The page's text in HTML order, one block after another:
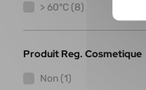
> 60°C (8)
Produit Reg. Cosmetique
Non (1)